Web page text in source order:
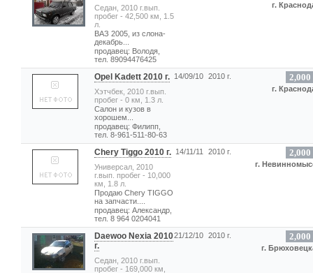
Седан, 2010 г.вып.
пробег - 42,500 км, 1.5
л.
ВАЗ 2005, из слона-
декабрь...
продавец: Володя,
тел. 89094476425
г.
Opel Kadett 2010 г.
Хэтчбек, 2010 г.вып.
пробег - 0 км, 1.3 л.
Салон и кузов в
хорошем...
продавец: Филипп,
тел. 8-961-511-80-63
14/09/10 2010 г. 2,000
г.
Chery Tiggo 2010 г.
Универсал, 2010
г.вып. пробег - 10,000
км, 1.8 л.
Продаю Chery TIGGO
на запчасти....
продавец: Александр,
тел. 8 964 0204041
14/11/11 2010 г. 2,000
г.
Daewoo Nexia 2010
г.
Седан, 2010 г.вып.
пробег - 169,000 км,
21/12/10 2010 г. 2,000
г.